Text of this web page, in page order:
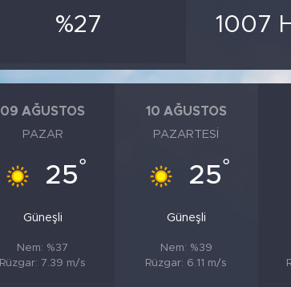
%27 1007
09 AĞUSTOS
PAZAR
25°
Güneşli
Nem: %37
Rüzgar: 7.39 m/s
10 AĞUSTOS
PAZARTESI
25°
Güneşli
Nem: %39
Rüzgar: 6.11 m/s